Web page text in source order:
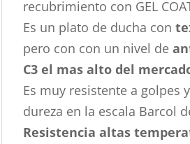
recubrimiento con GEL
Es un plato de ducha con
pero con con un nivel de
C3 el mas alto del
Es muy resistente a golpes
dureza en la escala Barcol
Resistencia altas